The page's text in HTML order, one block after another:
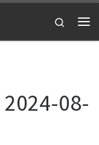
Search
2024-08-